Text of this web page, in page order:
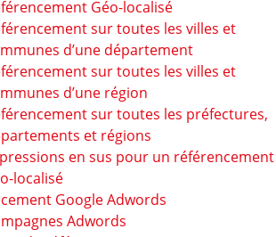
Géo-localisé
sur toutes les villes et
d’une département
sur toutes les villes et
d’une région
sur toutes les préfectures,
et régions
en sus pour un référencement
localisé
Google Adwords
Adwords